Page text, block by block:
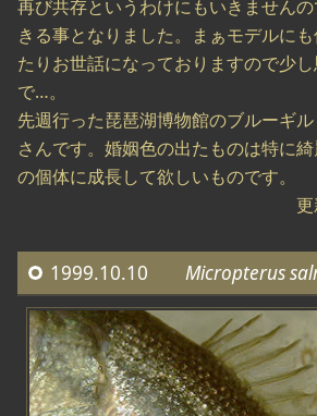
再び共存というわけにもいきません
きる事となりました。まぁモデルに
たりお世話になっておりますので少
で…。
先週行った琵琶湖博物館のブルーギ
さんです。婚姻色の出たものは特に
の個体に成長して欲しいものです。
1999.10.10 Micropterus